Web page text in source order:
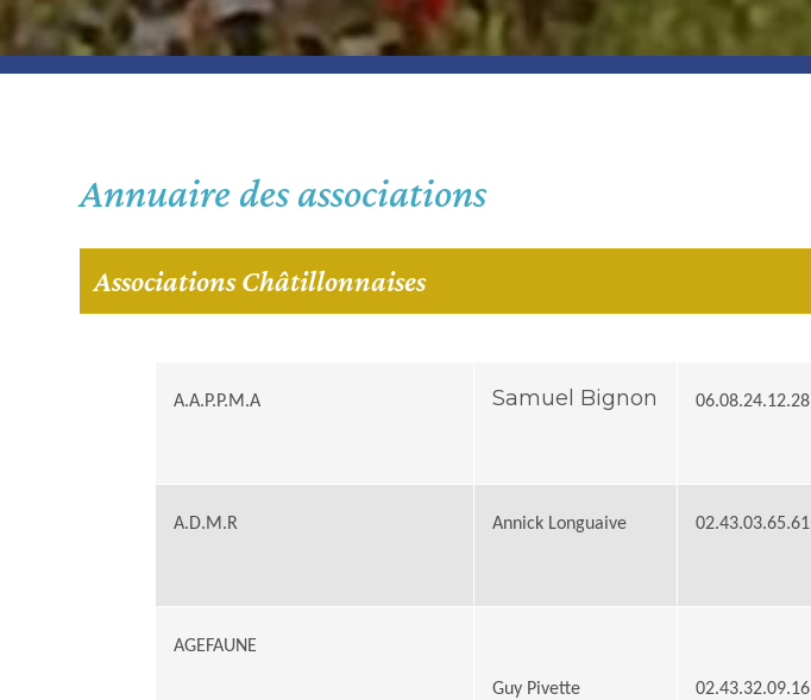
Annuaire des associations
Associations Châtillonnaises
A.A.P.P.M.A Samuel Bignon 06.08.24.12.28
A.D.M.R Annick Longuaive 02.43.03.65.61
AGEFAUNE
Guy Pivette 02.43.32.09.16